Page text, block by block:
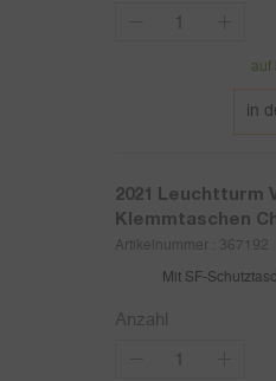
auf
in
2021 Leuchtturm
Klemmtaschen
Artikelnummer : 367192
Mit SF-
Anzahl